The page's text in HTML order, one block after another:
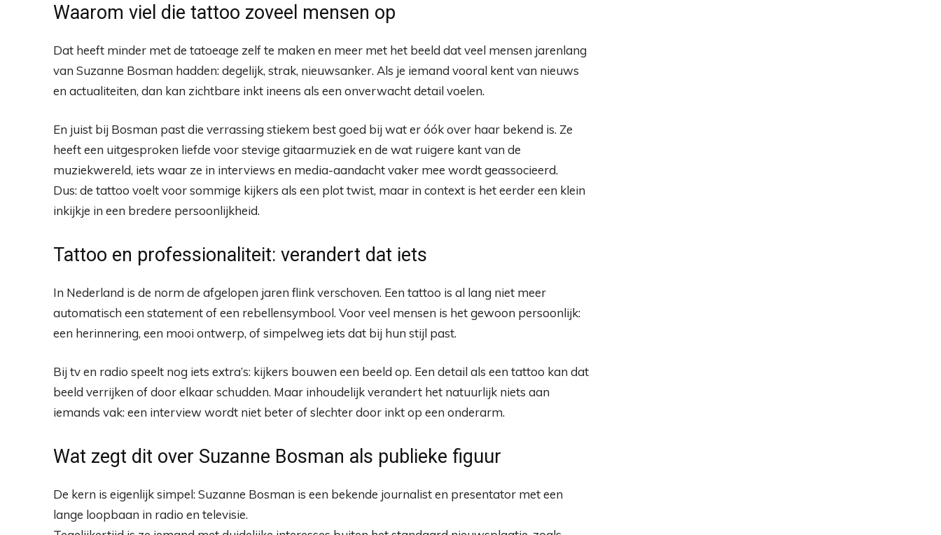
Waarom viel die tattoo zoveel mensen op
Dat heeft minder met de tatoeage zelf te maken en meer met het beeld dat veel mensen jarenlang
van Suzanne Bosman hadden: degelijk, strak, nieuwsanker. Als je iemand vooral kent van nieuws
en actualiteiten, dan kan zichtbare inkt ineens als een onverwacht detail voelen.
En juist bij Bosman past die verrassing stiekem best goed bij wat er óók over haar bekend is. Ze
heeft een uitgesproken liefde voor stevige gitaarmuziek en de wat ruigere kant van de
muziekwereld, iets waar ze in interviews en media-aandacht vaker mee wordt geassocieerd.
Dus: de tattoo voelt voor sommige kijkers als een plot twist, maar in context is het eerder een klein
inkijkje in een bredere persoonlijkheid.
Tattoo en professionaliteit: verandert dat iets
In Nederland is de norm de afgelopen jaren flink verschoven. Een tattoo is al lang niet meer
automatisch een statement of een rebellensymbool. Voor veel mensen is het gewoon persoonlijk:
een herinnering, een mooi ontwerp, of simpelweg iets dat bij hun stijl past.
Bij tv en radio speelt nog iets extra’s: kijkers bouwen een beeld op. Een detail als een tattoo kan dat
beeld verrijken of door elkaar schudden. Maar inhoudelijk verandert het natuurlijk niets aan
iemands vak: een interview wordt niet beter of slechter door inkt op een onderarm.
Wat zegt dit over Suzanne Bosman als publieke figuur
De kern is eigenlijk simpel: Suzanne Bosman is een bekende journalist en presentator met een
lange loopbaan in radio en televisie.